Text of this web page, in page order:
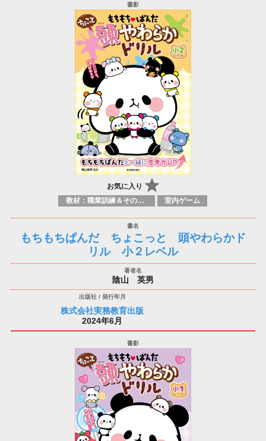
お気に入り
教材：職業訓練＆その他科目 室内ゲーム
もちもちぱんだ ちょこっと 頭やわらかド
リル 小２レベル
陰山 英男
株式会社実務教育出版
2024年6月